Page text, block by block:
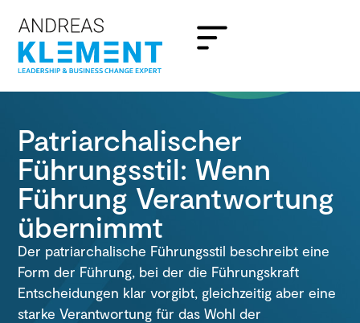
Patriarchalischer
Führungsstil: Wenn
Führung Verantwortung
übernimmt
Der patriarchalische Führungsstil beschreibt eine
Form der Führung, bei der die Führungskraft
Entscheidungen klar vorgibt, gleichzeitig aber eine
starke Verantwortung für das Wohl der